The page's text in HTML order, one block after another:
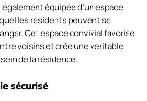
équipée d’un espace
les résidents peuvent se
Cet espace convivial favorise
voisins et crée une véritable
de la résidence.
sécurisé